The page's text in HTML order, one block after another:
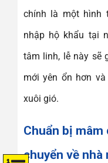
chính là một hình
nhập hộ khẩu tại
tâm linh, lễ này sẽ
mới yên ổn hơn
xuôi gió.
Chuẩn bị
chuyển về nhà